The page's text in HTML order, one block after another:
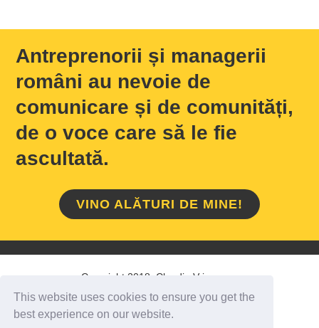
This website uses cookies to ensure you get the
best experience on our website.
Antreprenorii și managerii
români au nevoie de
comunicare și de comunități,
de o voce care să le fie
ascultată.
VINO ALĂTURI DE MINE!
Copyright 2018 Claudiu Vrinceanu
HOME / DESPRE MINE CONTACT